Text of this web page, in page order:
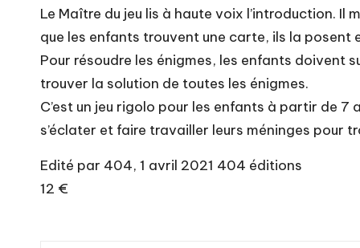
Le Maître du jeu lis à haute voix l’introduction.
que les enfants trouvent une carte, ils la posent
Pour résoudre les énigmes, les enfants doivent
trouver la solution de toutes les énigmes.
C’est un jeu rigolo pour les enfants à partir de 7
s’éclater et faire travailler leurs méninges pour
Edité par 404, 1 avril 2021 404 éditions
12 €